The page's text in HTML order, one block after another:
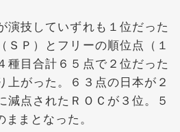
技していずれも１位だった
ＳＰ）とフリーの順位点（１
種目合計６５点で２位だった
上がった。６３点の日本が２
減点されたＲＯＣが３位。５
まとなった。